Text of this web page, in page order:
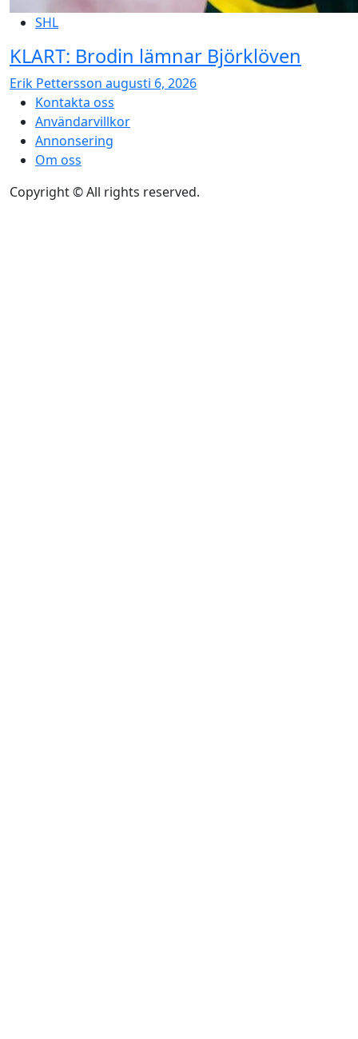
SHL
KLART: Brodin lämnar Björklöven
Erik Pettersson augusti 6, 2026
Kontakta oss
Användarvillkor
Annonsering
Om oss
Copyright © All rights reserved.